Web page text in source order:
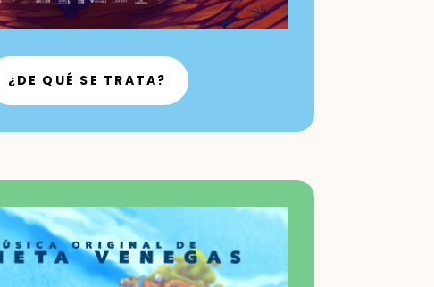
¿DE QUÉ SE TRATA?